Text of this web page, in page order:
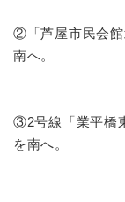
②「芦屋市民会館
南へ。
③2号線「業平橋
を南へ。